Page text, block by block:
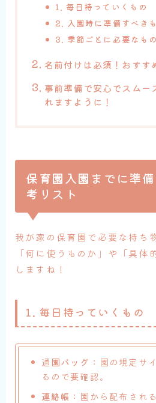
1. 毎日持っていくもの
2. 入園時に準備すべき
3. 季節ごとに必要なもの
名前付けは必須！おすす
事前準備で安心でスムー
れますように！
保育園入園までに準
考リスト
我が家の保育園で必要な持ち
「何に使うものか」や「具体
しますね！
1. 毎日持っていくもの
通 園バッグ ：園の規定サ
るので要確認。
連絡帳 ：園から配布され